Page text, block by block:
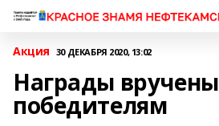
Акция 30 ДЕКАБРЯ 2020, 13:02
Награды вручены
победителям